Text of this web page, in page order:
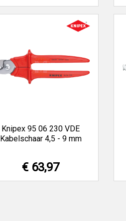
Knipex 95 06 230 VDE
Kabelschaar 4,5 - 9 mm
€ 63,97